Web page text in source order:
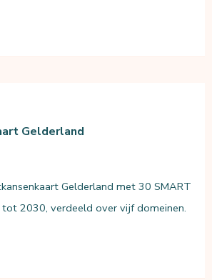
Gelderland
Gelderland met 30 SMART
2030, verdeeld over vijf domeinen.